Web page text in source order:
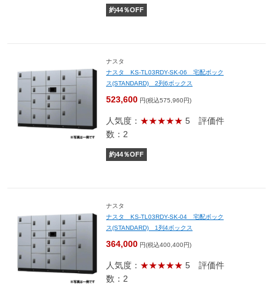
約44％OFF
ナスタ
ナスタ KS-TL03RDY-SK-06 宅配ボック
ス(STANDARD) 2列6ボックス
523,600 円(税込575,960円)
人気度： ★★★★★ 5 評価件
数：2
約44％OFF
ナスタ
ナスタ KS-TL03RDY-SK-04 宅配ボック
ス(STANDARD) 1列4ボックス
364,000 円(税込400,400円)
人気度： ★★★★★ 5 評価件
数：2